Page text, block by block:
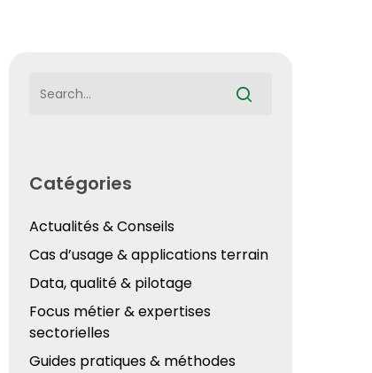
Catégories
Actualités & Conseils
Cas d’usage & applications terrain
Data, qualité & pilotage
Focus métier & expertises
sectorielles
Guides pratiques & méthodes